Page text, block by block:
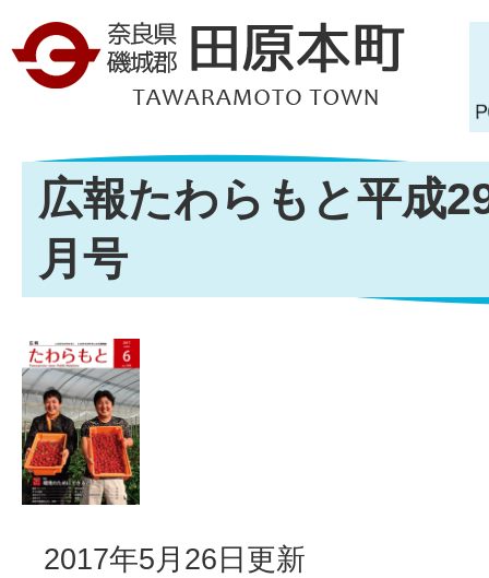
広報たわらもと平成
月号
2017年5月26日更新